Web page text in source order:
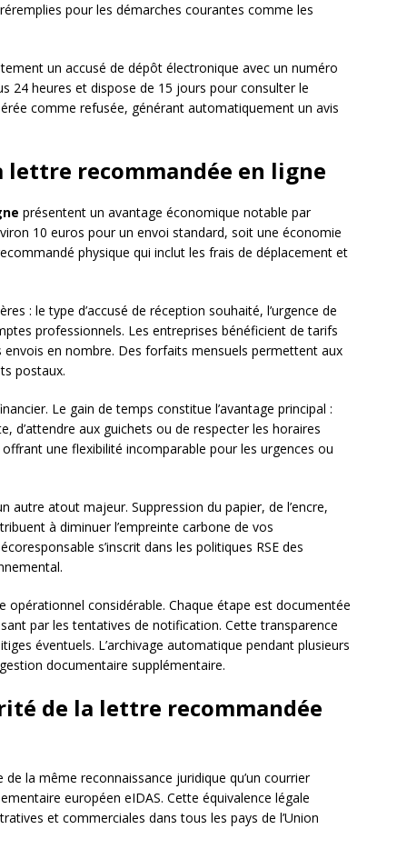
pour les démarches courantes comme les
un accusé de dépôt électronique avec un numéro
24 heures et dispose de 15 jours pour consulter le
comme refusée, générant automatiquement un avis
lettre recommandée en ligne
présentent un avantage économique notable par
10 euros pour un envoi standard, soit une économie
physique qui inclut les frais de déplacement et
: le type d’accusé de réception souhaité, l’urgence de
professionnels. Les entreprises bénéficient de tarifs
en nombre. Des forfaits mensuels permettent aux
postaux.
Le gain de temps constitue l’avantage principal :
d’attendre aux guichets ou de respecter les horaires
offrant une flexibilité incomparable pour les urgences ou
autre atout majeur. Suppression du papier, de l’encre,
à diminuer l’empreinte carbone de vos
s’inscrit dans les politiques RSE des
considérable. Chaque étape est documentée
par les tentatives de notification. Cette transparence
éventuels. L’archivage automatique pendant plusieurs
documentaire supplémentaire.
de la lettre recommandée
la même reconnaissance juridique qu’un courrier
européen eIDAS. Cette équivalence légale
et commerciales dans tous les pays de l’Union